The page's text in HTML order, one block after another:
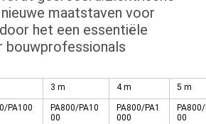
maatstaven voor
het een essentiële
bouwprofessionals
3 m 4 m 5 m
PA100
PA800/PA10
00
PA800/PA1
000
00